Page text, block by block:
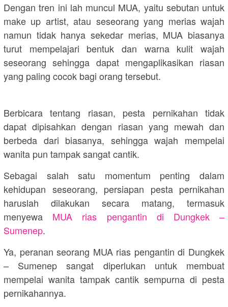
Dengan tren ini lah muncul MUA, yaitu sebutan untuk
make up artist, atau seseorang yang merias wajah
namun tidak hanya sekedar merias, MUA biasanya
turut mempelajari bentuk dan warna kulit wajah
seseorang sehingga dapat mengaplikasikan riasan
yang paling cocok bagi orang tersebut.
Berbicara tentang riasan, pesta pernikahan tidak
dapat dipisahkan dengan riasan yang mewah dan
berbeda dari biasanya, sehingga wajah mempelai
wanita pun tampak sangat cantik.
Sebagai salah satu momentum penting dalam
kehidupan seseorang, persiapan pesta pernikahan
haruslah dilakukan secara matang, termasuk
menyewa MUA rias pengantin di Dungkek –
Sumenep.
Ya, peranan seorang MUA rias pengantin di Dungkek
– Sumenep sangat diperlukan untuk membuat
mempelai wanita tampak cantik sempurna di pesta
pernikahannya.